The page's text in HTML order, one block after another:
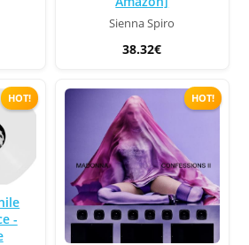
Sienna Spiro
38.32€
HOT!
-
HOT!